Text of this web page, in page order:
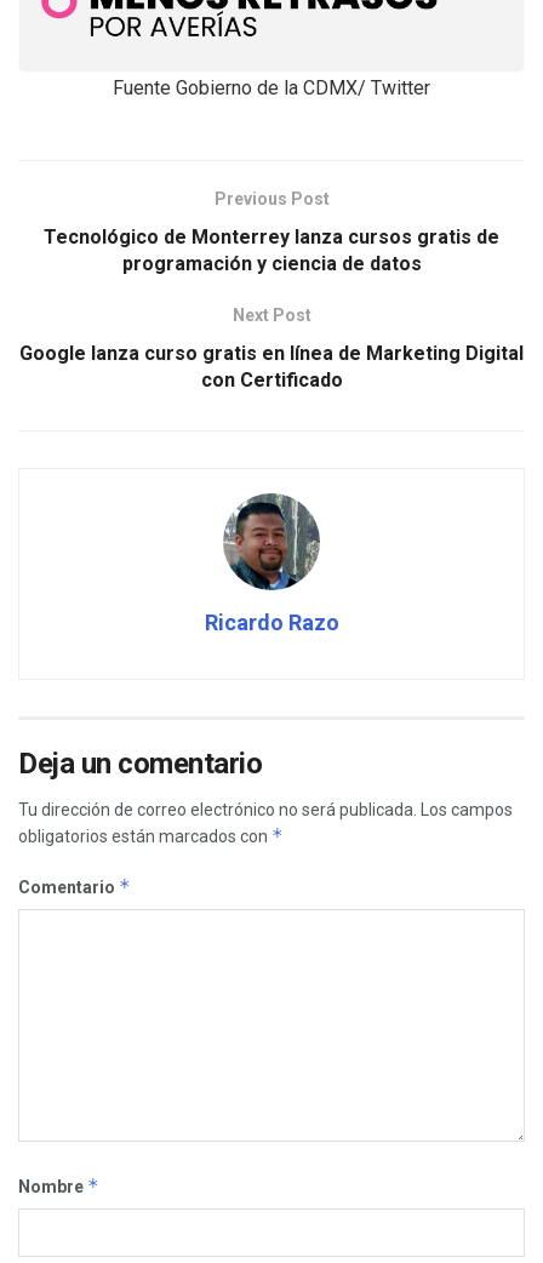
Fuente Gobierno de la CDMX/ Twitter
Previous Post
Tecnológico de Monterrey lanza cursos gratis de
programación y ciencia de datos
Next Post
Google lanza curso gratis en línea de Marketing Digital
con Certificado
Ricardo Razo
Deja un comentario
Tu dirección de correo electrónico no será publicada. Los campos
obligatorios están marcados con *
Comentario *
Nombre *